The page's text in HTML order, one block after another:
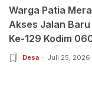
Warga Patia
Akses Jalan
Ke-129 Kodim
Desa Juli 25, 2026